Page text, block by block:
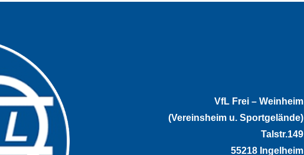
VfL Frei – Weinheim
(Vereinsheim u. Sportgelände)
Talstr.149
55218 Ingelheim